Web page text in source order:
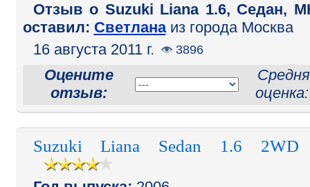
Отзыв o Suzuki Liana 1.6, Седан,
оставил: Светланаиз города Москва
16 августа 2011 г.
3896
Оцените
отзыв:
Suzuki Liana Sedan 1.6 2WD